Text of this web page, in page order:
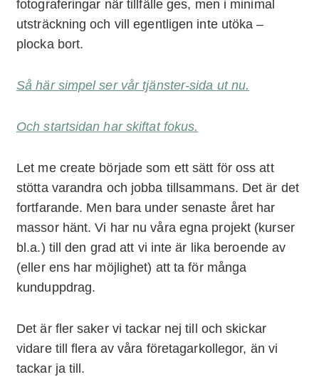
fotograferingar när tillfälle ges, men i minimal
utsträckning och vill egentligen inte utöka –
plocka bort.
Så här simpel ser vår tjänster-sida ut nu.
Och startsidan har skiftat fokus.
Let me create började som ett sätt för oss att
stötta varandra och jobba tillsammans. Det är det
fortfarande. Men bara under senaste året har
massor hänt. Vi har nu våra egna projekt (kurser
bl.a.) till den grad att vi inte är lika beroende av
(eller ens har möjlighet) att ta för många
kunduppdrag.
Det är fler saker vi tackar nej till och skickar
vidare till flera av våra företagarkollegor, än vi
tackar ja till.